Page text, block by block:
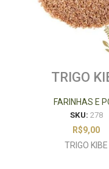
TRIGO
FARINHAS E
SKU: 278
R$9,00
TRIGO KIBE